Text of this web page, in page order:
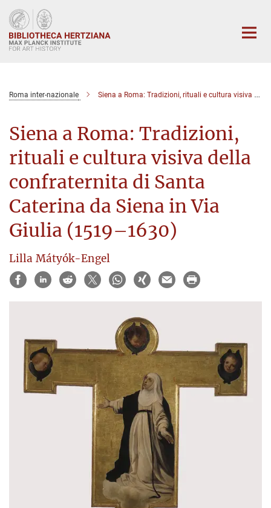
Main-
Content
Roma inter-nazionale Siena a Roma: Tradizioni, rituali e cultura visiva della confraternita di Santa Caterina da Siena in Via Giulia (1519–1630)
Siena a Roma: Tradizioni,
rituali e cultura visiva della
confraternita di Santa
Caterina da Siena in Via
Giulia (1519–1630)
Lilla Mátyók-Engel